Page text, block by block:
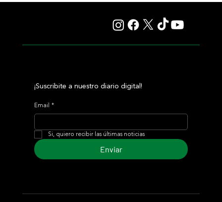
¡Suscribite a nuestro diario digital!
Email *
Si, quiero recibir las últimas noticias
Enviar